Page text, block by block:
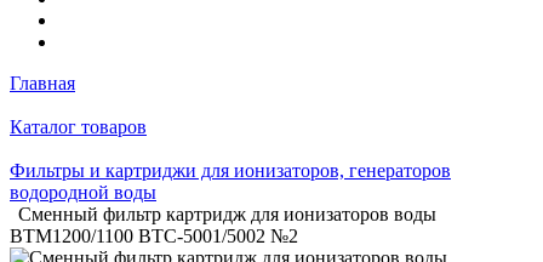
Главная
Каталог товаров
Фильтры и картриджи для ионизаторов, генераторов
водородной воды
Сменный фильтр картридж для ионизаторов воды
BTM1200/1100 BTC-5001/5002 №2